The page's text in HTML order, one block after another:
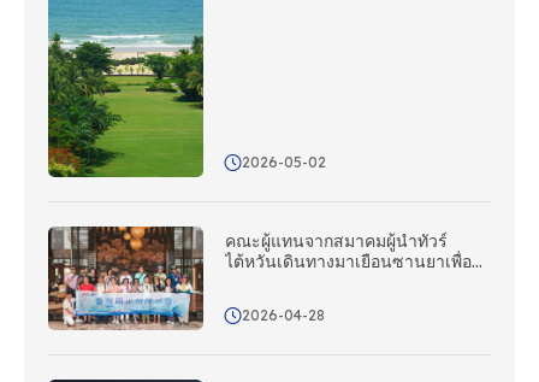
2026-05-02
คณะผู้แทนจากสมาคมผู้นําทัวร์
ไต้หวันเดินทางมาเยือนซานยาเพื่อ
ร่วมมือผ่านความร่วมมือที่ตรงเป้า
หมาย!
2026-04-28